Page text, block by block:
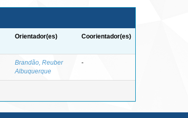
Orientador(es) Coorientador(es)
Brandão, Reuber
Albuquerque
-